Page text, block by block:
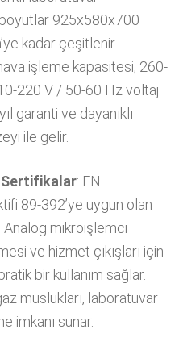
925x580x700
kadar çeşitlenir.
işleme kapasitesi, 260-
220 V / 50-60 Hz voltaj
garanti ve dayanıklı
ile gelir.
: EN
89-392’ye uygun olan
Analog mikroişlemci
ve hizmet çıkışları için
bir kullanım sağlar.
muslukları, laboratuvar
imkanı sunar.